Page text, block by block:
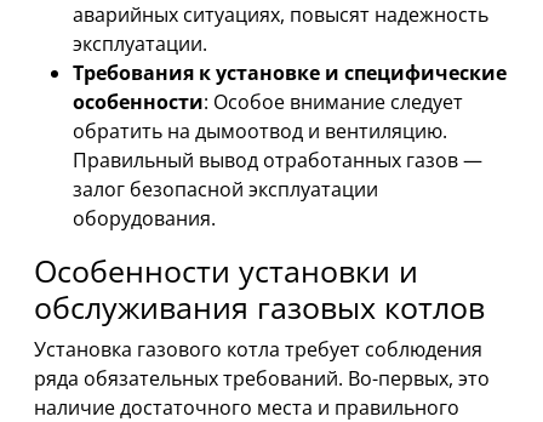
аварийных ситуациях, повысят надежность
эксплуатации.
Требования к установке и специфические
особенности: Особое внимание следует
обратить на дымоотвод и вентиляцию.
Правильный вывод отработанных газов —
залог безопасной эксплуатации
оборудования.
Особенности установки и
обслуживания газовых котлов
Установка газового котла требует соблюдения
ряда обязательных требований. Во-первых, это
наличие достаточного места и правильного